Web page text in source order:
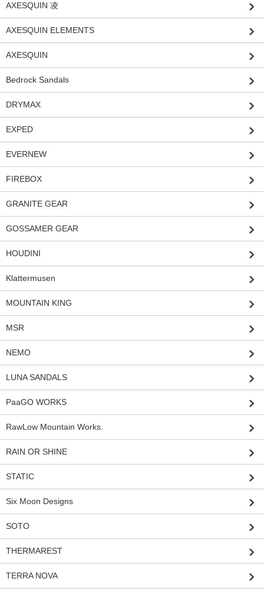
AXESQUIN 凌
AXESQUIN ELEMENTS
AXESQUIN
Bedrock Sandals
DRYMAX
EXPED
EVERNEW
FIREBOX
GRANITE GEAR
GOSSAMER GEAR
HOUDINI
Klattermusen
MOUNTAIN KING
MSR
NEMO
LUNA SANDALS
PaaGO WORKS
RawLow Mountain Works.
RAIN OR SHINE
STATIC
Six Moon Designs
SOTO
THERMAREST
TERRA NOVA